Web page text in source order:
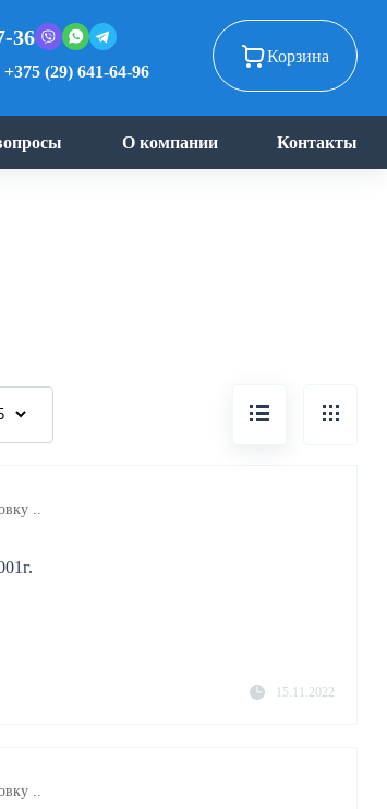
36
+375 (29) 641-64-96
Корзина
О компании Контакты
..
15.11.2022
..